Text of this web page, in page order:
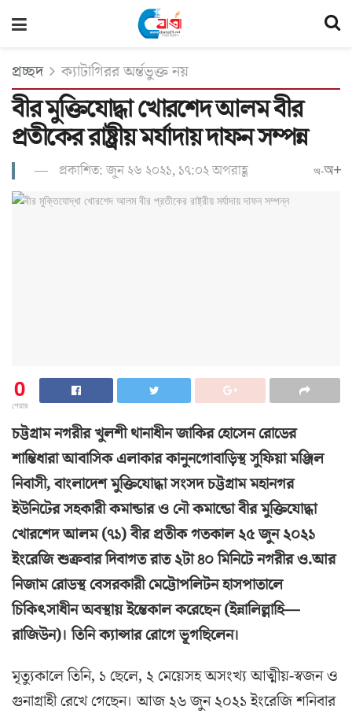
প্রচ্ছদ ক্যাটাগিরর অর্ন্তভুক্ত নয়
বীর মুক্তিযোদ্ধা খোরশেদ আলম বীর
প্রতীকের রাষ্ট্রীয় মর্যাদায় দাফন সম্পন্ন
প্রকাশিত: জুন ২৬ ২০২১, ১৭:০২ অপরাহ্ণ অ-অ+
0
শেয়ার
চট্টগ্রাম নগরীর খুলশী থানাধীন জাকির হোসেন রোডের
শান্তিধারা আবাসিক এলাকার কানুনগোবাড়িস্থ সুফিয়া মঞ্জিল
নিবাসী, বাংলাদেশ মুক্তিযোদ্ধা সংসদ চট্টগ্রাম মহানগর
ইউনিটের সহকারী কমান্ডার ও নৌ কমান্ডো বীর মুক্তিযোদ্ধা
খোরশেদ আলম (৭১) বীর প্রতীক গতকাল ২৫ জুন ২০২১
ইংরেজি শুক্রবার দিবাগত রাত ২টা ৪০ মিনিটে নগরীর ও.আর
নিজাম রোডস্থ বেসরকারী মেট্টোপলিটন হাসপাতালে
চিকিৎসাধীন অবস্থায় ইন্তেকাল করেছেন (ইন্নালিল্লাহি—
রাজিউন)। তিনি ক্যান্সার রোগে ভূগছিলেন।
মৃত্যুকালে তিনি, ১ ছেলে, ২ মেয়েসহ অসংখ্য আত্মীয়-স্বজন ও
গুনাগ্রাহী রেখে গেছেন। আজ ২৬ জুন ২০২১ ইংরেজি শনিবার